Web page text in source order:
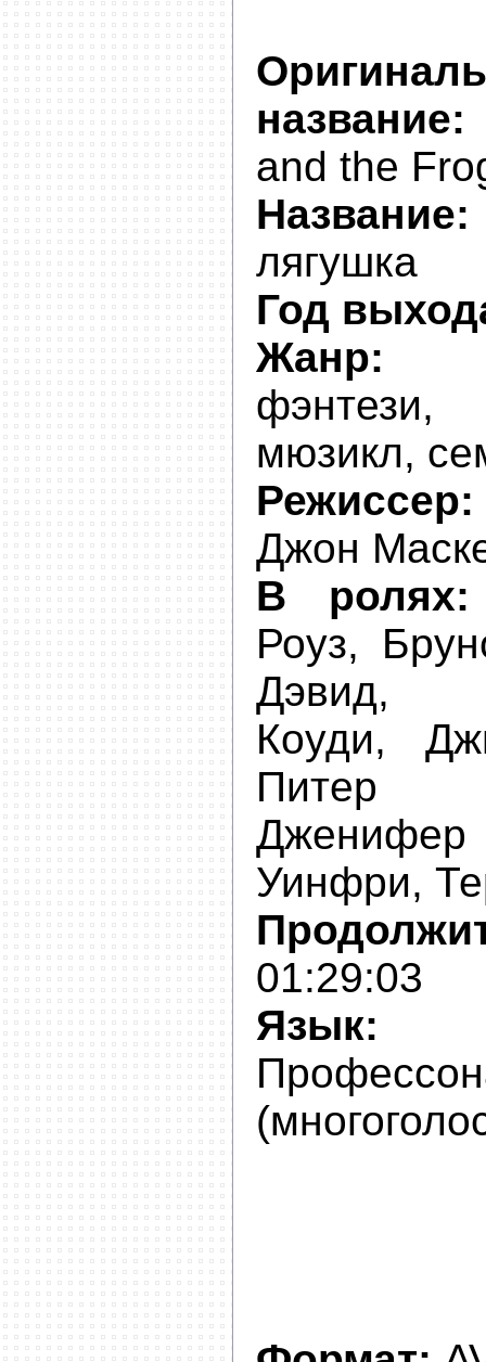
название:
and the
Название:
лягушка
Год
Жанр:
мюзикл,
Режиссер:
Джон
В ролях:
Роуз,
Дэвид,
Коуди,
Питер
Уинфри,
01:29:03
Язык: